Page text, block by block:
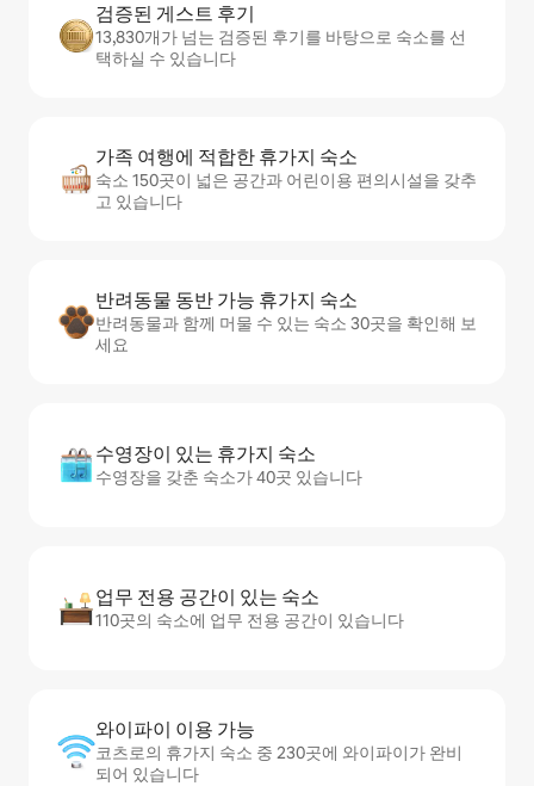
검증된 게스트 후기
13,830개가 넘는 검증된 후기를 바탕으로 숙소를 선
택하실 수 있습니다
가족 여행에 적합한 휴가지 숙소
숙소 150곳이 넓은 공간과 어린이용 편의시설을 갖추
고 있습니다
반려동물 동반 가능 휴가지 숙소
반려동물과 함께 머물 수 있는 숙소 30곳을 확인해 보
세요
수영장이 있는 휴가지 숙소
수영장을 갖춘 숙소가 40곳 있습니다
업무 전용 공간이 있는 숙소
110곳의 숙소에 업무 전용 공간이 있습니다
와이파이 이용 가능
코츠로의 휴가지 숙소 중 230곳에 와이파이가 완비
되어 있습니다